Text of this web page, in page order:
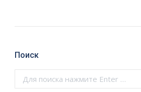
Поиск